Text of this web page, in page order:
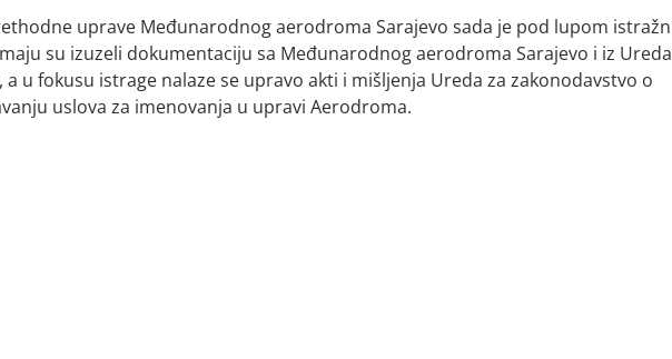
uprave Međunarodnog aerodroma Sarajevo sada je pod lupom
su izuzeli dokumentaciju sa Međunarodnog aerodroma Sarajevo i iz Ureda
a u fokusu istrage nalaze se upravo akti i mišljenja Ureda za zakonodavstvo o
uslova za imenovanja u upravi Aerodroma.